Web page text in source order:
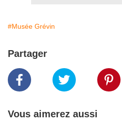
#Musée Grévin
Partager
Vous aimerez aussi